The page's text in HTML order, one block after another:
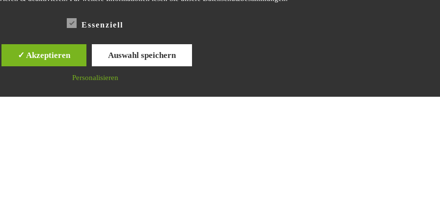
Datenschutzerklärung
Rechte vorbehalten
Essenziell
✓ Akzeptieren Auswahl speichern
Personalisieren